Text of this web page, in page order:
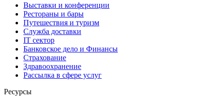
Выставки и конференции
Рестораны и бары
Путешествия и туризм
Служба доставки
IT сектор
Банковское дело и Финансы
Страхование
Здравоохранение
Рассылка в сфере услуг
Ресурсы